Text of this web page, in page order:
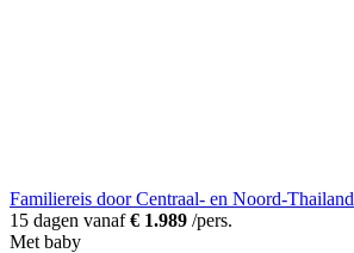
Familiereis door Centraal- en Noord-Thailand
15 dagen vanaf€ 1.989 /pers.
Met baby